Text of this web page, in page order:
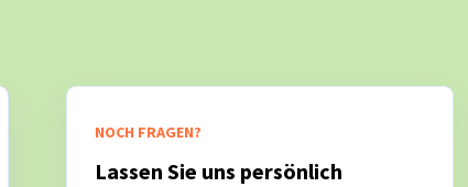
NOCH FRAGEN?
Lassen Sie uns persönlich